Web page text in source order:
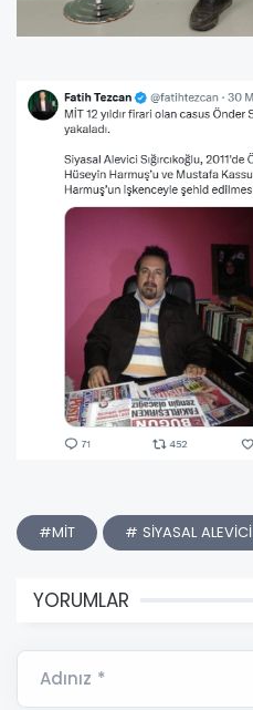
#MİT # SİYASAL ALEVİCİ
YORUMLAR
Adınız *